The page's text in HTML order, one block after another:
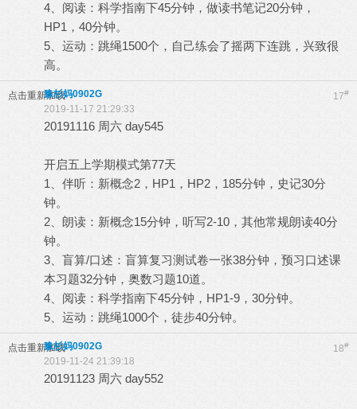
4、阅读：科学指南下45分钟，做读书笔记20分钟，
HP1，40分钟。
5、运动：跳绳1500个，自己练会了摇两下连跳，兴致很
高。
点击重新加载 17#
豫杉妈0902G
2019-11-17 21:29:33
20191116 周六 day545
开启五上学期模式第77天
1、伴听：新概念2，HP1，HP2，185分钟，史记30分
钟。
2、朗读：新概念15分钟，听写2-10，其他常规朗读40分
钟。
3、盲算/口述：盲算复习测试卷一张38分钟，预习口述课
本习题32分钟，奥数习题10道。
4、阅读：科学指南下45分钟，HP1-9，30分钟。
5、运动：跳绳1000个，徒步40分钟。
点击重新加载 18#
豫杉妈0902G
2019-11-24 21:39:18
20191123 周六 day552